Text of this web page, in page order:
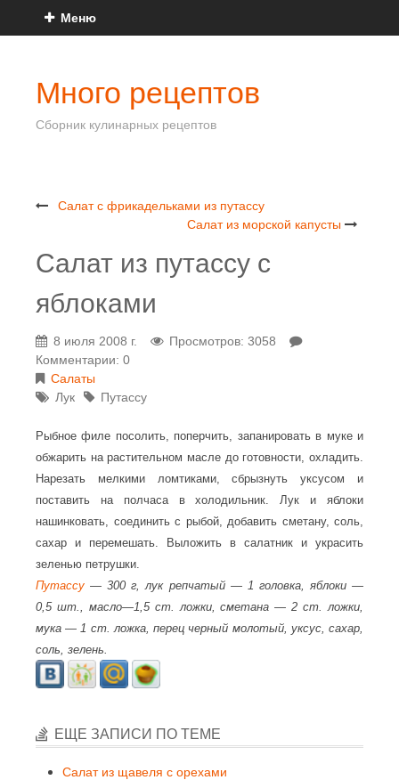
Меню
Много рецептов
Сборник кулинарных рецептов
Салат с фрикадельками из путассу
Салат из морской капусты
Салат из путассу с
яблоками
8 июля 2008 г.
Просмотров: 3058
Комментарии: 0
Салаты
Лук
Путассу
Рыбное филе посолить, поперчить, запанировать в муке и
обжарить на растительном масле до готовности, охладить.
Нарезать мелкими ломтиками, сбрызнуть уксусом и
поставить на полчаса в холодильник. Лук и яблоки
нашинковать, соединить с рыбой, добавить сметану, соль,
сахар и перемешать. Выложить в салатник и украсить
зеленью петрушки.
Путассу — 300 г, лук репчатый — 1 головка, яблоки —
0,5 шт., масло—1,5 ст. ложки, сметана — 2 ст. ложки,
мука — 1 ст. ложка, перец черный молотый, уксус, сахар,
соль, зелень.
ЕЩЕ ЗАПИСИ ПО ТЕМЕ
Салат из щавеля с орехами